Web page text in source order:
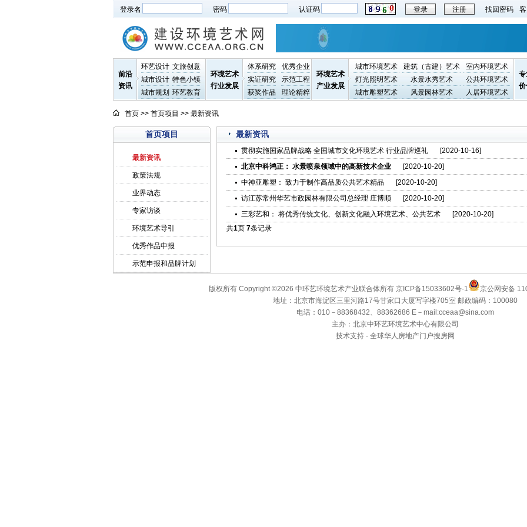
登录名 密码 认证码 登录 注册 找回密码
前沿
资讯
环艺设计 文旅创意
城市设计 特色小镇
城市规划 环艺教育
环境艺术
行业发展
体系研究
优秀企业
实证研究
示范工程
获奖作品
理论精粹
环境艺术
产业发展
城市环境艺术 建筑（古建）艺术
室内环境艺术
灯光照明艺术
水景水秀艺术
公共环境艺术
城市雕塑艺术
风景园林艺术 人居环境艺术
专
价
首页 >> 首页项目 >> 最新资讯
首页项目
最新资讯
政策法规
业界动态
专家访谈
环境艺术导引
优秀作品申报
示范申报和品牌计划
最新资讯
贯彻实施国家品牌战略 全国城市文化环境艺术 行业品牌巡礼
[2020-10-16]
北京中科鸿正： 水景喷泉领域中的高新技术企业
[2020-10-20]
中神亚雕塑： 致力于制作高品质公共艺术精品
[2020-10-20]
访江苏常州华艺市政园林有限公司总经理 庄博顺
[2020-10-20]
三彩艺和： 将优秀传统文化、创新文化融入环境艺术、公共艺术
[2020-10-20]
共1页 7条记录
版权所有 Copyright ©2026 中环艺环境艺术产业联合体所有 京ICP备15033602号-1
京公网安备
地址：北京市海淀区三里河路17号甘家口大厦写字楼705室 邮政编码：100080
电话：010－88368432、88362686 E－mail:cceaa@sina.com
主办：北京中环艺环境艺术中心有限公司
技术支持 - 全球华人房地产门户搜房网